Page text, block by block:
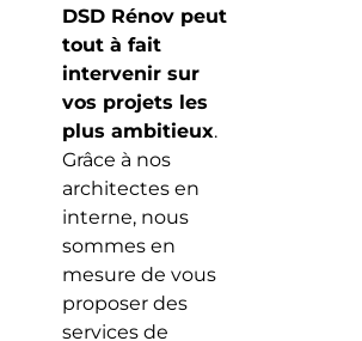
DSD Rénov peut
tout à fait
intervenir sur
vos projets les
plus ambitieux.
Grâce à nos
architectes en
interne, nous
sommes en
mesure de vous
proposer des
services de